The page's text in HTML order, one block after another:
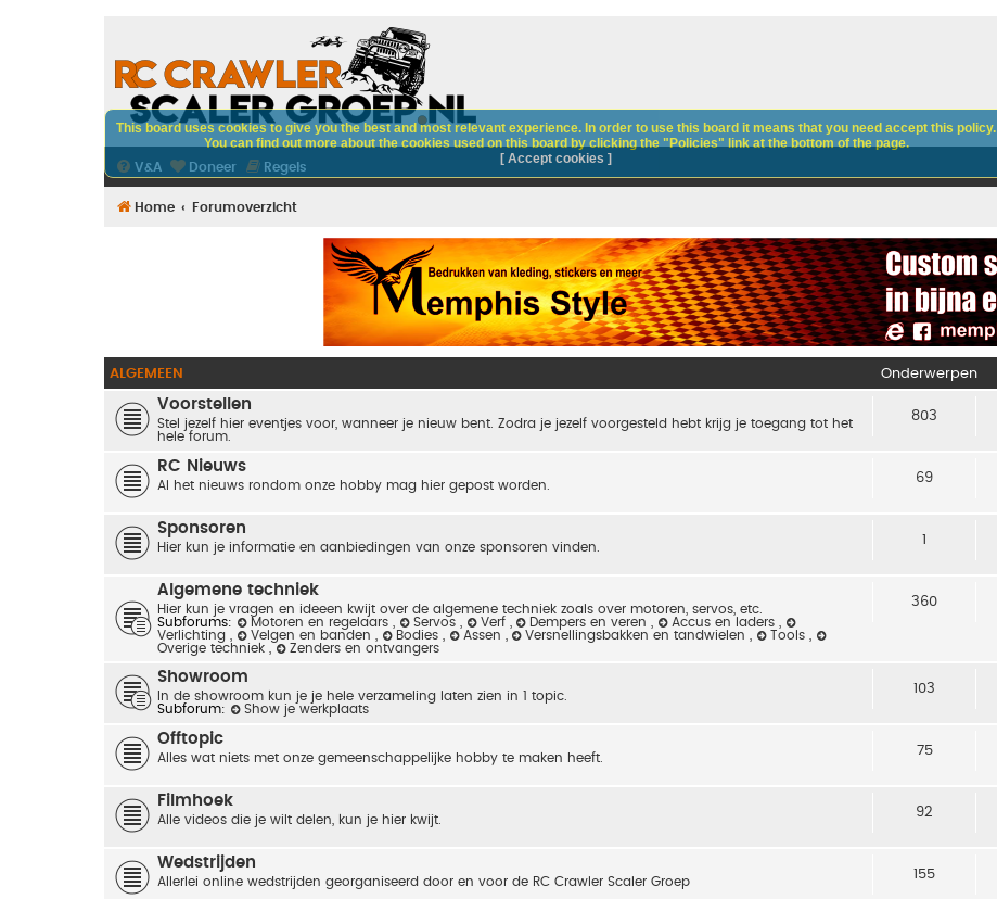
V&A Doneer Regels
Home Forumoverzicht
ALGEMEEN Onderwerpen
Voorstellen
Stel jezelf hier eventjes voor, wanneer je nieuw bent. Zodra je jezelf voorgesteld hebt krijg je toegang tot het
hele forum.
803
RC Nieuws
Al het nieuws rondom onze hobby mag hier gepost worden. 69
Sponsoren
Hier kun je informatie en aanbiedingen van onze sponsoren vinden. 1
Algemene techniek
Hier kun je vragen en ideeen kwijt over de algemene techniek zoals over motoren, servos, etc.
Subforums:
Motoren en regelaars Servos Verf Dempers en veren Accus en laders
Verlichting
Velgen en banden Bodies Assen Versnellingsbakken en tandwielen Tools
Overige techniek
Zenders en ontvangers
360
Showroom
In de showroom kun je je hele verzameling laten zien in 1 topic.
Subforum:
Show je werkplaats
103
Offtopic
Alles wat niets met onze gemeenschappelijke hobby te maken heeft. 75
Filmhoek
Alle videos die je wilt delen, kun je hier kwijt. 92
Wedstrijden
Allerlei online wedstrijden georganiseerd door en voor de RC Crawler Scaler Groep 155
This board uses cookies to give you the best and most relevant experience. In order to use this board it means that you need accept this policy.
You can find out more about the cookies used on this board by clicking the "Policies" link at the bottom of the page.
[ Accept cookies ]